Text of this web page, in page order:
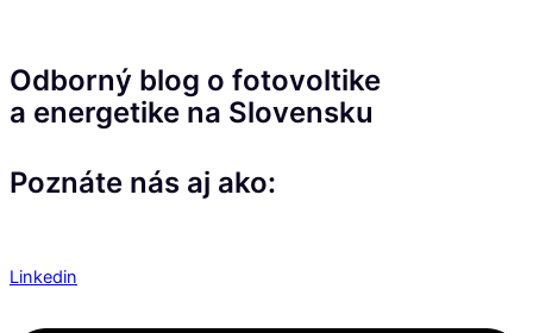
Odborný blog o fotovoltike
a energetike na Slovensku
Poznáte nás aj ako:
Linkedin